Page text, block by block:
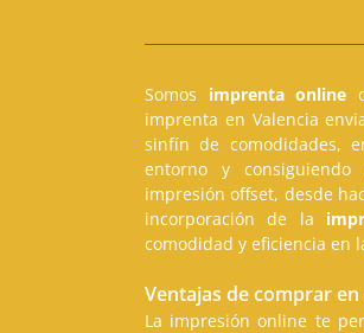
Somos imprenta online
imprenta en Valencia
sinfín de comodidades,
entorno y consiguiendo
impresión offset, desde
incorporación de la
comodidad y eficiencia en
Ventajas de comprar
La impresión online te